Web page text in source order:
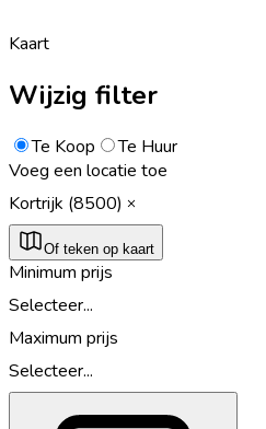
Kaart
Wijzig filter
Te Koop
Te Huur
Voeg een locatie toe
Kortrijk (8500)
Of teken op kaart
Minimum prijs
Selecteer...
Maximum prijs
Selecteer...